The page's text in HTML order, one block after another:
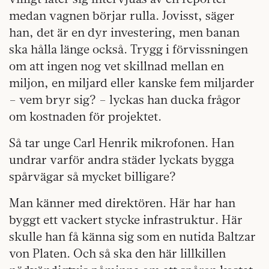
medan vagnen börjar rulla. Jovisst, säger
han, det är en dyr investering, men banan
ska hålla länge också. Trygg i förvissningen
om att ingen nog vet skillnad mellan en
miljon, en miljard eller kanske fem miljarder
– vem bryr sig? – lyckas han ducka frågor
om kostnaden för projektet.
Så tar unge Carl Henrik mikrofonen. Han
undrar varför andra städer lyckats bygga
spårvägar så mycket billigare?
Man känner med direktören. Här har han
byggt ett vackert stycke infrastruktur. Här
skulle han få känna sig som en nutida Baltzar
von Platen. Och så ska den här lillkillen